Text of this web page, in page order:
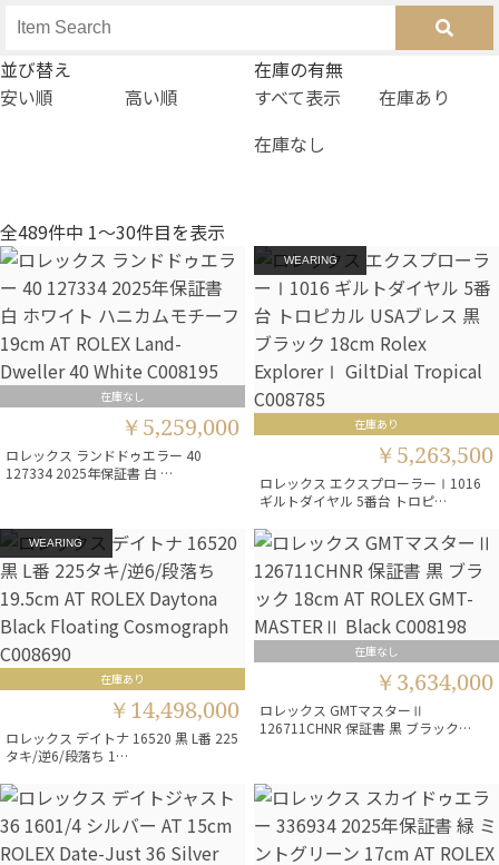
並び替え
安い順
高い順
在庫の有無
すべて表示
在庫あり
在庫なし
全489件中 1〜30件目を表示
在庫なし
￥5,259,000
ロレックス ランドドゥエラー 40
127334 2025年保証書 白 …
WEARING
在庫あり
￥5,263,500
ロレックス エクスプローラーⅠ1016
ギルトダイヤル 5番台 トロピ…
WEARING
在庫あり
￥14,498,000
ロレックス デイトナ 16520 黒 L番 225
タキ/逆6/段落ち 1…
在庫なし
￥3,634,000
ロレックス GMTマスターⅡ
126711CHNR 保証書 黒 ブラック…